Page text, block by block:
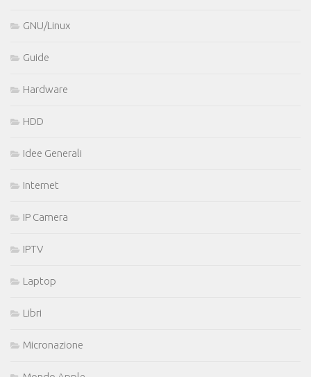
GNU/Linux
Guide
Hardware
HDD
Idee Generali
Internet
IP Camera
IPTV
Laptop
Libri
Micronazione